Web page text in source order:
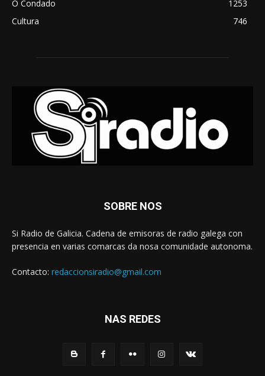
O Condado
1253
Cultura
746
SOBRE NOS
Si Radio de Galicia. Cadena de emisoras de radio galega con
presencia en varias comarcas da nosa comunidade autonoma.
Contacto: redaccionsiradio@gmail.com
NAS REDES